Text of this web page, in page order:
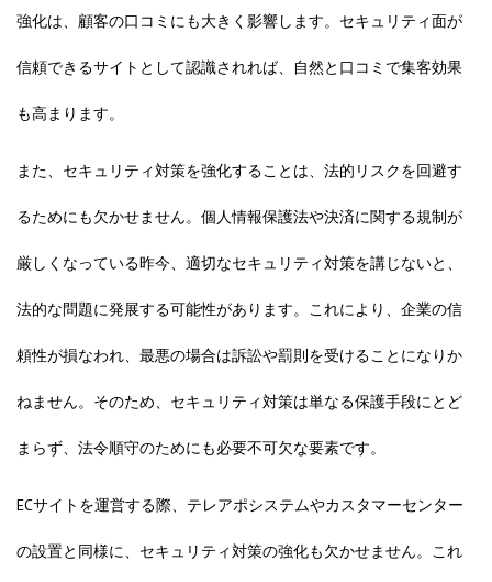
強化は、顧客の口コミにも大きく影響します。セキュリティ面が
信頼できるサイトとして認識されれば、自然と口コミで集客効果
も高まります。
また、セキュリティ対策を強化することは、法的リスクを回避す
るためにも欠かせません。個人情報保護法や決済に関する規制が
厳しくなっている昨今、適切なセキュリティ対策を講じないと、
法的な問題に発展する可能性があります。これにより、企業の信
頼性が損なわれ、最悪の場合は訴訟や罰則を受けることになりか
ねません。そのため、セキュリティ対策は単なる保護手段にとど
まらず、法令順守のためにも必要不可欠な要素です。
ECサイトを運営する際、テレアポシステムやカスタマーセンター
の設置と同様に、セキュリティ対策の強化も欠かせません。これ